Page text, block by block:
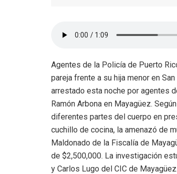
Agentes de la Policía de Puerto
pareja frente a su hija menor en
arrestado esta noche por agentes
Ramón Arbona en Mayagüez.
diferentes partes del cuerpo en
cuchillo de cocina, la amenazó de
Maldonado de la Fiscalía de
de $2,500,000. La investigación
y Carlos Lugo del CIC de